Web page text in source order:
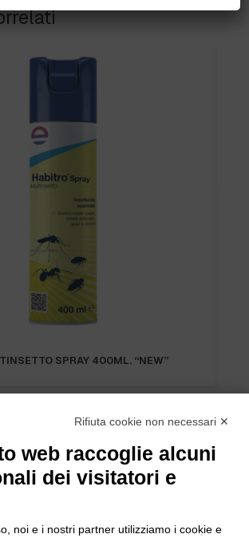
SPRAY 400ML. “NEW”
Rifiuta cookie non necessari ✕
web raccoglie alcuni
dei visitatori e
noi e i nostri partner utilizziamo i cookie e